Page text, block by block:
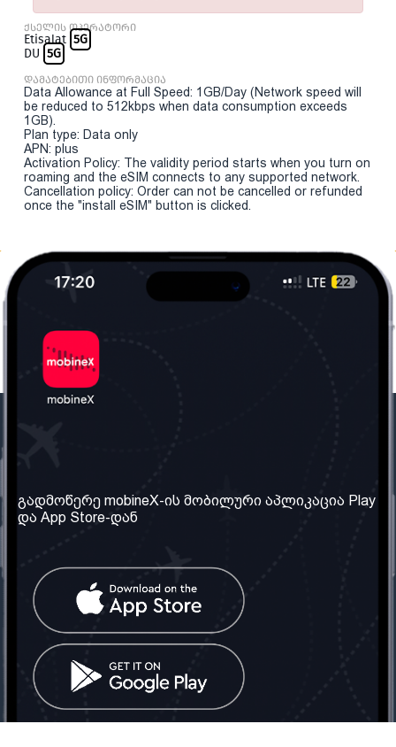
ქსელის ოპერატორი
Etisalat 5G
DU 5G
დამატებითი ინფორმაცია
Data Allowance at Full Speed: 1GB/Day (Network speed will
be reduced to 512kbps when data consumption exceeds
1GB).
Plan type: Data only
APN: plus
Activation Policy: The validity period starts when you turn on
roaming and the eSIM connects to any supported network.
Cancellation policy: Order can not be cancelled or refunded
once the "install eSIM" button is clicked.
ჩვენ შესახებ
ჩვენი სერვისები
წესები და პირობები
კითხვები
კონტაქტი
საქართველო: თბილისი
ტელ: 032 2 04 00 50
ელ. ფოსტა:
info@mobinex.ge
სოციალური ქსელი
გადმოწერე mobineX-ის მობილური აპლიკაცია Play
და App Store-დან